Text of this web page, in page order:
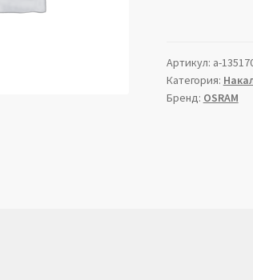
Артикул: a-
Категория:
Бренд: OSRAM